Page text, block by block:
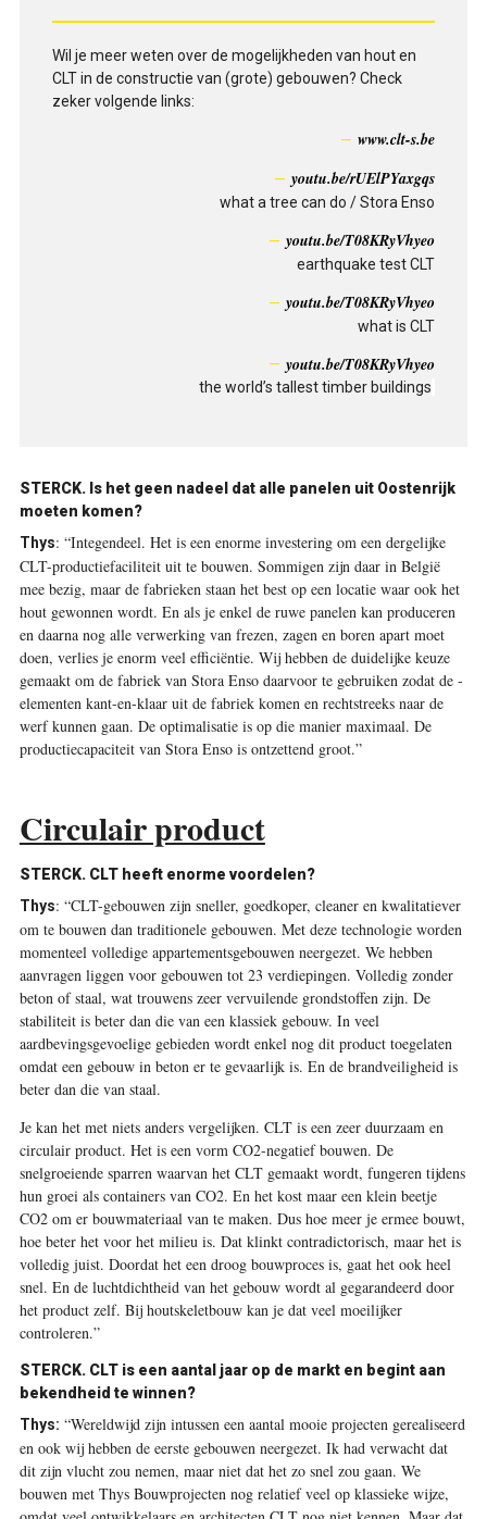
Wil je meer weten over de mogelijkheden van hout en
CLT in de constructie van (grote) gebouwen? Check
zeker volgende links:
www.clt-s.be
youtu.be/rUElPYaxgqs
what a tree can do / Stora Enso
youtu.be/T08KRyVhyeo
earthquake test CLT
youtu.be/T08KRyVhyeo
what is CLT
youtu.be/T08KRyVhyeo
the world’s tallest timber buildings
STERCK. Is het geen nadeel dat alle panelen uit Oostenrijk
moeten komen?
Thys: “Integendeel. Het is een enorme investering om een dergelijke
CLT-productiefaciliteit uit te bouwen. Sommigen zijn daar in België
mee bezig, maar de fabrieken staan het best op een locatie waar ook het
hout gewonnen wordt. En als je enkel de ruwe panelen kan produceren
en daarna nog alle verwerking van frezen, zagen en boren apart moet
doen, verlies je enorm veel efficiëntie. Wij hebben de duidelijke keuze
gemaakt om de fabriek van Stora Enso daarvoor te gebruiken zodat de ­
elementen kant-en-klaar uit de fabriek komen en rechtstreeks naar de
werf kunnen gaan. De optimalisatie is op die manier maximaal. De
productiecapaciteit van Stora Enso is ontzettend groot.”
Circulair product
STERCK. CLT heeft enorme voordelen?
Thys: “CLT-gebouwen zijn sneller, goedkoper, cleaner en kwalitatiever
om te bouwen dan traditionele gebouwen. Met deze technologie worden
momenteel volledige appartementsgebouwen neergezet. We hebben
aanvragen liggen voor gebouwen tot 23 verdiepingen. Volledig zonder
beton of staal, wat trouwens zeer vervuilende grondstoffen zijn. De
stabiliteit is beter dan die van een klassiek gebouw. In veel
aardbevingsgevoelige gebieden wordt enkel nog dit product toegelaten
omdat een gebouw in beton er te gevaarlijk is. En de brandveiligheid is
beter dan die van staal.
Je kan het met niets anders vergelijken. CLT is een zeer duurzaam en
circulair product. Het is een vorm CO2-negatief bouwen. De
snelgroeiende sparren waarvan het CLT gemaakt wordt, fungeren tijdens
hun groei als containers van CO2. En het kost maar een klein beetje
CO2om er bouwmateriaal van te maken. Dus hoe meer je ermee bouwt,
hoe beter het voor het milieu is. Dat klinkt contradictorisch, maar het is
volledig juist. Doordat het een droog bouwproces is, gaat het ook heel
snel. En de luchtdichtheid van het gebouw wordt al gegarandeerd door
het product zelf. Bij houtskeletbouw kan je dat veel moeilijker
controleren.”
STERCK. CLT is een aantal jaar op de markt en begint aan
bekendheid te winnen?
Thys: “Wereldwijd zijn intussen een aantal mooie projecten gerealiseerd
en ook wij hebben de eerste gebouwen neergezet. Ik had verwacht dat
dit zijn vlucht zou nemen, maar niet dat het zo snel zou gaan. We
bouwen met Thys Bouwprojecten nog relatief veel op klassieke wijze,